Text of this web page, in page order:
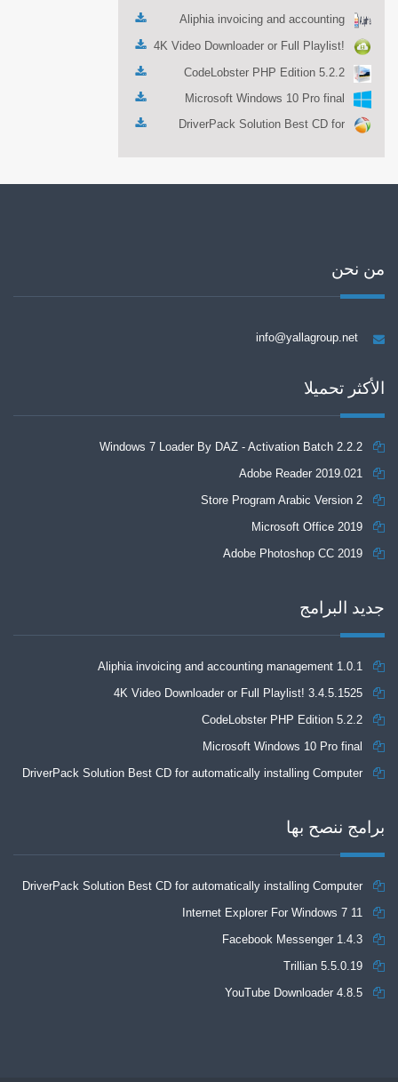
Aliphia invoicing and accounting
management 1.0.1
4K Video Downloader or Full Playlist!
3.4.5.1525
CodeLobster PHP Edition 5.2.2
Microsoft Windows 10 Pro final
DriverPack Solution Best CD for
من نحن
info@yallagroup.net
الأكثر تحميلا
Windows 7 Loader By DAZ - Activation Batch 2.2.2
Adobe Reader 2019.021
Store Program Arabic Version 2
Microsoft Office 2019
Adobe Photoshop CC 2019
جديد البرامج
Aliphia invoicing and accounting management 1.0.1
4K Video Downloader or Full Playlist! 3.4.5.1525
CodeLobster PHP Edition 5.2.2
Microsoft Windows 10 Pro final
DriverPack Solution Best CD for automatically installing Computer
برامج ننصح بها
DriverPack Solution Best CD for automatically installing Computer
Drivers 17.7
Internet Explorer For Windows 7 11
Facebook Messenger 1.4.3
Trillian 5.5.0.19
YouTube Downloader 4.8.5